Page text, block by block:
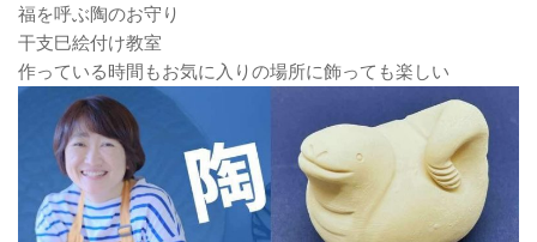
福を呼ぶ陶のお守り
干支巳絵付け教室
作っている時間もお気に入りの場所に飾っても楽しい